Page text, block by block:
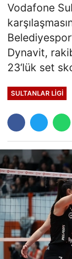
Vodafone
Dynavit,
23‘lük set
SULTANLAR LIGI